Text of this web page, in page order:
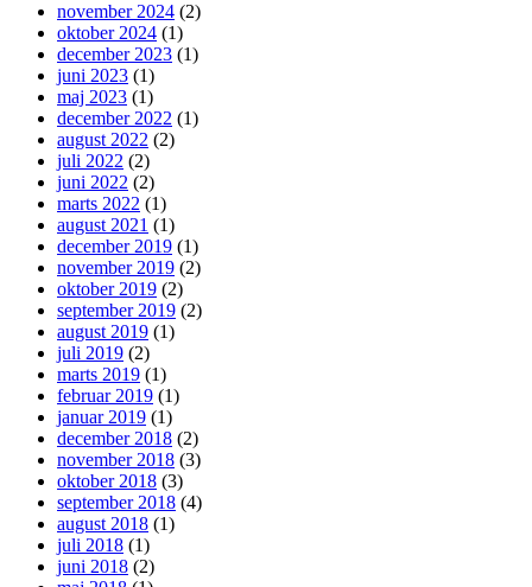
november 2024 (2)
oktober 2024 (1)
december 2023 (1)
juni 2023 (1)
maj 2023 (1)
december 2022 (1)
august 2022 (2)
juli 2022 (2)
juni 2022 (2)
marts 2022 (1)
august 2021 (1)
december 2019 (1)
november 2019 (2)
oktober 2019 (2)
september 2019 (2)
august 2019 (1)
juli 2019 (2)
marts 2019 (1)
februar 2019 (1)
januar 2019 (1)
december 2018 (2)
november 2018 (3)
oktober 2018 (3)
september 2018 (4)
august 2018 (1)
juli 2018 (1)
juni 2018 (2)